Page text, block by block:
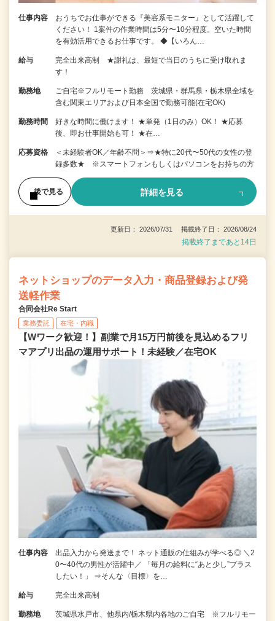
仕事内容
おうちでお仕事ができる『美容系モニター』として活躍して
ください！ 1案件の作業時間は5分〜10分程度。空いた時間
を有効活用できるお仕事です。 ◆【いろん…
給与
完全出来高制 ★謝礼は、最短で当日のうちに受け取れま
す！
勤務地
ご自宅※フルリモート勤務 茨城県・群馬県・栃木県全域を
含む関東エリアおよび日本全国で勤務可能(在宅OK)
勤務時間
好きな時間に働けます！ ★単発（1日のみ）OK！ ★応募
後、即お仕事開始も可！ ★在…
応募資格
＜未経験者OK／年齢不問＞⇒★特に20代〜50代の女性の登
録多数★ ※スマートフォンもしくはパソコンをお持ちの方
後で見る 詳細を見る
更新日： 2026/07/31 掲載終了日： 2026/08/24
掲載終了まであと14日
ネットショップのデータ入力・商品登録および発
送軽作業
合同会社Re Start
業務委託 在宅・内職
【Wワーク歓迎！】副業で月15万円前後を見込めるフリ
マアプリ出品の運用サポート！未経験／在宅OK
仕事内容
出品入力から発送まで！ ネット通販の仕組みが学べる◎ ＼2
0〜40代の男性が活躍中／ 「毎月の給料に“あと少し”プラス
したい！」 ⇒そんな〈目標〉を…
給与 完全出来高制
勤務地
茨城県水戸市、他県内/栃木県内各地のご自宅 ※フルリモー